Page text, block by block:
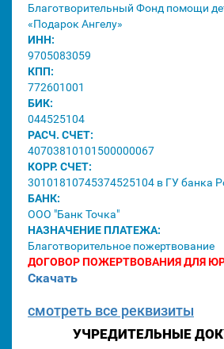
Благотворительный Фонд помощи
«Подарок Ангелу»
ИНН:
9705083059
КПП:
772601001
БИК:
044525104
РАСЧ. СЧЕТ:
40703810101500000067
КОРР. СЧЕТ:
30101810745374525104 в ГУ банка
БАНК:
ООО "Банк Точка"
НАЗНАЧЕНИЕ ПЛАТЕЖА:
Благотворительное пожертвование
ДОГОВОР ПОЖЕРТВОВАНИЯ ДЛЯ
Скачать
смотреть все реквизиты
УЧРЕДИТЕЛЬНЫЕ